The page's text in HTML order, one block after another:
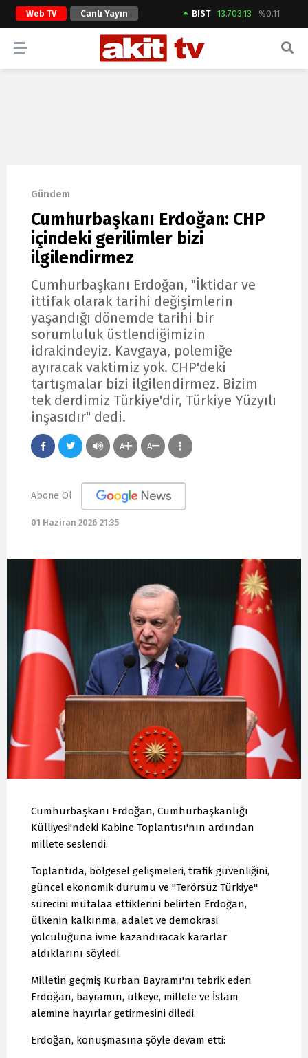
Web TV Canlı Yayın BIST 13.703,13 %0.11
ARAMA YAP
Gündem
Cumhurbaşkanı Erdoğan: CHP
içindeki gerilimler bizi
ilgilendirmez
Cumhurbaşkanı Erdoğan, "İktidar ve
ittifak olarak tarihi değişimlerin
yaşandığı dönemde tarihi bir
sorumluluk üstlendiğimizin
idrakindeyiz. Kavgaya, polemiğe
ayıracak vaktimiz yok. CHP'deki
tartışmalar bizi ilgilendirmez. Bizim
tek derdimiz Türkiye'dir, Türkiye Yüzyılı
inşasıdır" dedi.
A A
Abone Ol
01 Haziran 2026 21:35
Cumhurbaşkanı Erdoğan, Cumhurbaşkanlığı
Külliyesi'ndeki Kabine Toplantısı'nın ardından
millete seslendi.
Toplantıda, bölgesel gelişmeleri, trafik güvenliğini,
güncel ekonomik durumu ve "Terörsüz Türkiye"
sürecini mütalaa ettiklerini belirten Erdoğan,
ülkenin kalkınma, adalet ve demokrasi
yolculuğuna ivme kazandıracak kararlar
aldıklarını söyledi.
Milletin geçmiş Kurban Bayramı'nı tebrik eden
Erdoğan, bayramın, ülkeye, millete ve İslam
alemine hayırlar getirmesini diledi.
Erdoğan, konuşmasına şöyle devam etti: